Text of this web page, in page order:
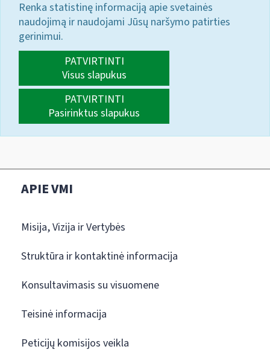
Renka statistinę informaciją apie svetainės
naudojimą ir naudojami Jūsų naršymo patirties
gerinimui.
PATVIRTINTI
Visus slapukus
PATVIRTINTI
Pasirinktus slapukus
APIE VMI
Misija, Vizija ir Vertybės
Struktūra ir kontaktinė informacija
Konsultavimasis su visuomene
Teisinė informacija
Peticijų komisijos veikla